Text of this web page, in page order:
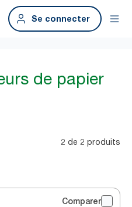
Se connecter
de papier
2 de 2 produits
Comparer